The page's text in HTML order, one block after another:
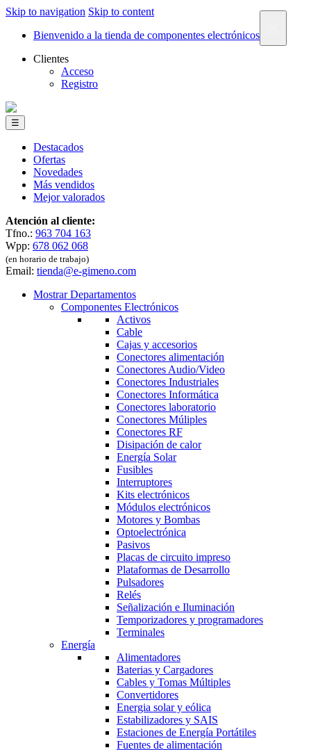
Skip to navigation Skip to content
Bienvenido a la tienda de componentes electrónicos
Clientes
Acceso
Registro
☰
Destacados
Ofertas
Novedades
Más vendidos
Mejor valorados
Atención al cliente:
Tfno.: 963 704 163
Wpp: 678 062 068
(en horario de trabajo)
Email: tienda@e-gimeno.com
Mostrar Departamentos
Componentes Electrónicos
Activos
Cable
Cajas y accesorios
Conectores alimentación
Conectores Audio/Video
Conectores Industriales
Conectores Informática
Conectores laboratorio
Conectores Múliples
Conectores RF
Disipación de calor
Energía Solar
Fusibles
Interruptores
Kits electrónicos
Módulos electrónicos
Motores y Bombas
Optoelectrónica
Pasivos
Placas de circuito impreso
Plataformas de Desarrollo
Pulsadores
Relés
Señalización e Iluminación
Temporizadores y programadores
Terminales
Energía
Alimentadores
Baterias y Cargadores
Cables y Tomas Múltiples
Convertidores
Energia solar y eólica
Estabilizadores y SAIS
Estaciones de Energía Portátiles
Fuentes de alimentación